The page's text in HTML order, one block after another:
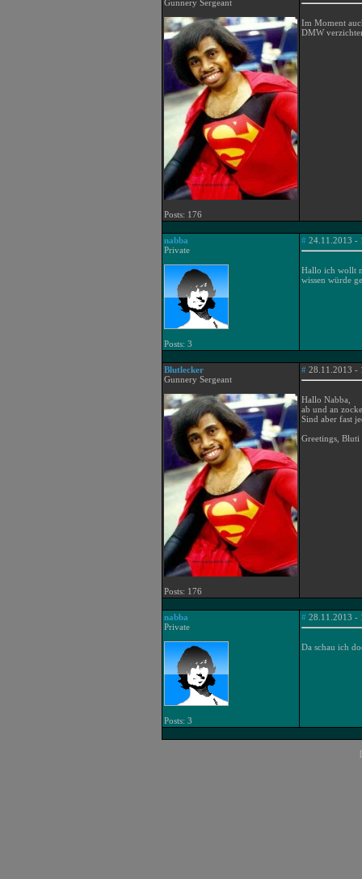
Gunnery Sergeant
Posts: 176
Im Moment
DMW
nabba
Private
Posts: 3
# 24.11.2013 -
Hallo ich wollt
wissen würde
Blutlecker
Gunnery Sergeant
Posts: 176
# 28.11.2013 -
Hallo Nabba,
ab und an
Sind aber fast
Greetings, Bluti
nabba
Private
Posts: 3
# 28.11.2013 -
Da schau ich